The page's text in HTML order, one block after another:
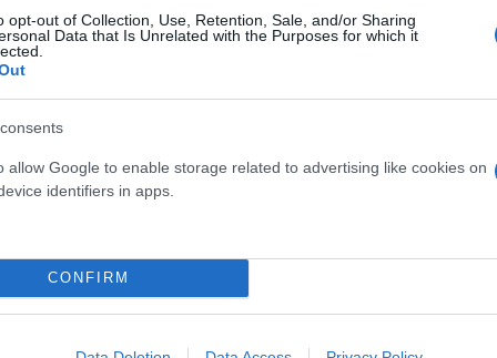
opt-out of Collection, Use, Retention, Sale, and/or Sharing
Data that Is Unrelated with the Purposes for which it
allow Google to enable storage related to advertising like cookies on
identifiers in apps.
CONFIRM